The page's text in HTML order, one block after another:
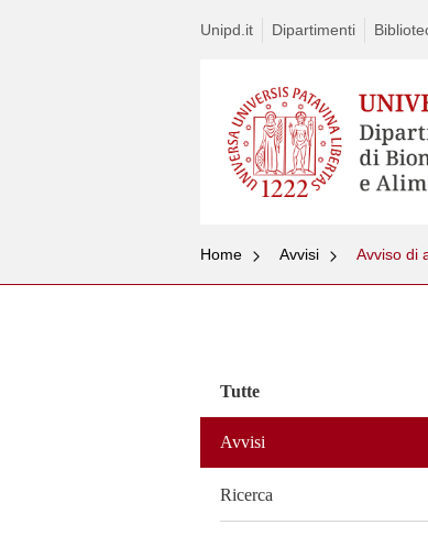
Unipd.it Dipartimenti
Home Avvisi Avviso di
Tutte
Avvisi
Ricerca